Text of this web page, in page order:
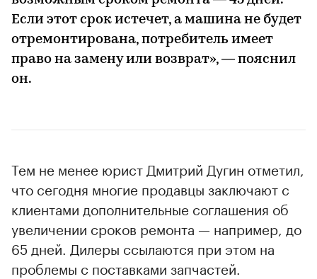
Если этот срок истечет, а машина не будет
отремонтирована, потребитель имеет
право на замену или возврат», — пояснил
он.
Тем не менее юрист Дмитрий Дугин отметил,
что сегодня многие продавцы заключают с
клиентами дополнительные соглашения об
увеличении сроков ремонта — например, до
65 дней. Дилеры ссылаются при этом на
проблемы с поставками запчастей.